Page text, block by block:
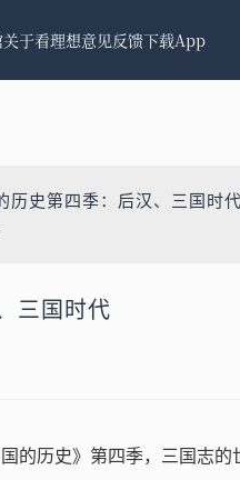
关于看理想意见反馈下载App
历史第四季：后汉、三国时代
三国时代
的历史》第四季，三国志的